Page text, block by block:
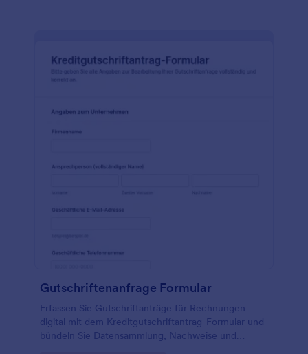
Gutschriftenanfrage Formular
Erfassen Sie Gutschriftanträge für Rechnungen
digital mit dem Kreditgutschriftantrag-Formular und
bündeln Sie Datensammlung, Nachweise und